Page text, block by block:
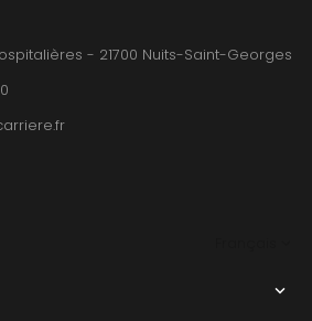
- 21700 Nuits-Saint-Georges
